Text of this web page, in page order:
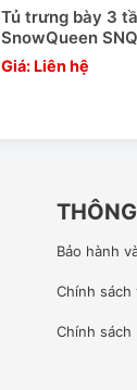
Tủ trưng bày 3
SnowQueen
Giá: Liên hệ
Bảo hành
Chính sách
Chính